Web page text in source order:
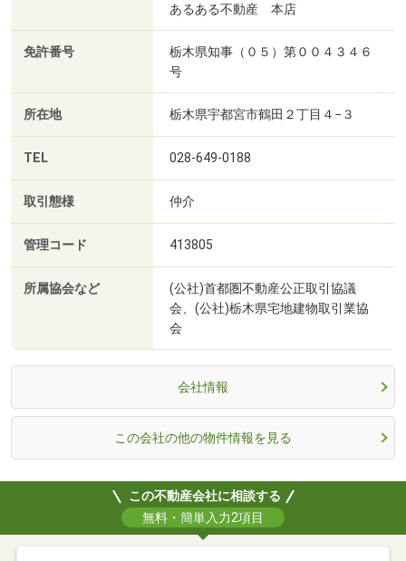
あるある不動産 本店
免許番号
栃木県知事（０５）第００４３４６
号
所在地 栃木県宇都宮市鶴田２丁目４−３
TEL 028-649-0188
取引態様 仲介
管理コード 413805
所属協会など
(公社)首都圏不動産公正取引協議
会、(公社)栃木県宅地建物取引業協
会
会社情報
この会社の他の物件情報を見る
この不動産会社に相談する
無料・簡単入力2項目